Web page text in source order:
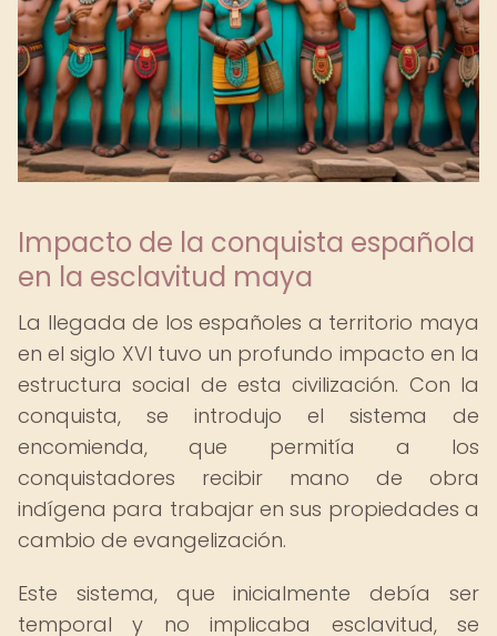
Impacto de la conquista española
en la esclavitud maya
La llegada de los españoles a territorio maya
en el siglo XVI tuvo un profundo impacto en la
estructura social de esta civilización. Con la
conquista, se introdujo el sistema de
encomienda, que permitía a los
conquistadores recibir mano de obra
indígena para trabajar en sus propiedades a
cambio de evangelización.
Este sistema, que inicialmente debía ser
temporal y no implicaba esclavitud, se